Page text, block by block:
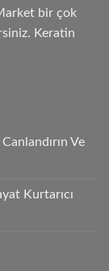
bir çok
Keratin
Ve
Kurtarıcı